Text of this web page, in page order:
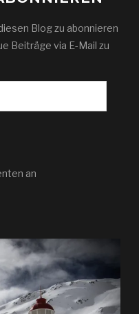
Blog zu abonnieren
Beiträge via E-Mail zu
an